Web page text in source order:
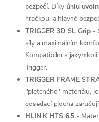
bezpečí. Díky úhlu
hračkou, a hlavně
TRIGGER 3D SL Grip -
síly a maximálním
Kompatibilní s
Trigger.
TRIGGER FRAME
"pleteného" materiálu,
dosedací plocha
HLINÍK HTS 6.5 -